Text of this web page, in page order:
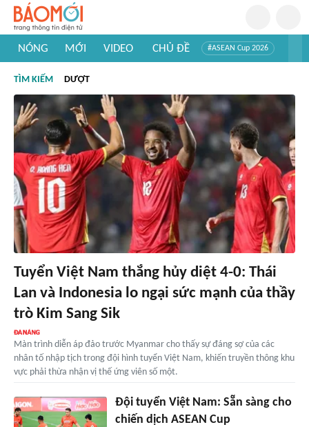
NÓNG MỚI VIDEO CHỦ ĐỀ #ASEAN Cup 2026
#Khám phá thế giới
TÌM KIẾM DƯỢT
Tuyển Việt Nam thắng hủy diệt 4-0: Thái
Lan và Indonesia lo ngại sức mạnh của thầy
trò Kim Sang Sik
Màn trình diễn áp đảo trước Myanmar cho thấy sự đáng sợ của các
nhân tố nhập tịch trong đội hình tuyển Việt Nam, khiến truyền thông khu
vực phải thừa nhận vị thế ứng viên số một.
Đội tuyển Việt Nam: Sẵn sàng cho
chiến dịch ASEAN Cup